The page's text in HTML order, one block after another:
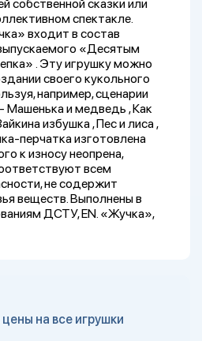
собственной сказки или
спектакле.
входит в состав
«Десятым
. Эту игрушку можно
своего кукольного
например, сценарии
Машенька и медведь , Как
избушка , Пес и лиса ,
перчатка изготовлена
к износу неопрена,
всем
не содержит
веществ. Выполнены в
ДСТУ, EN. «Жучка»,
на все игрушки